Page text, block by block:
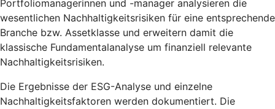
Portfoliomanagerinnen und -manager analysieren die
wesentlichen Nachhaltigkeitsrisiken für eine entsprechende
Branche bzw. Assetklasse und erweitern damit die
klassische Fundamentalanalyse um finanziell relevante
Nachhaltigkeitsrisiken.
Die Ergebnisse der ESG-Analyse und einzelne
Nachhaltigkeitsfaktoren werden dokumentiert. Die